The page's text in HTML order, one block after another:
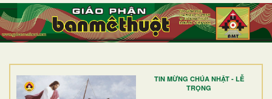
TIN MỪNG CHÚA NHẬT - LỄ
TRỌNG
TRANG NHẤT
GIỚI THIỆU
DÒNG TU